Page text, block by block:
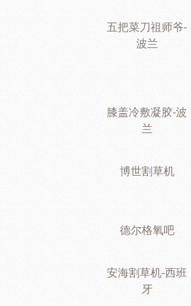
五把菜刀祖师爷-
波兰
膝盖冷敷凝胶-波
兰
博世割草机
德尔格氧吧
安海割草机-西班
牙